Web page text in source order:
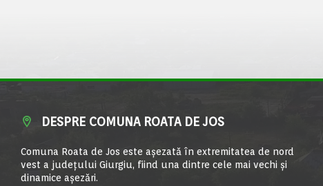
DESPRE COMUNA ROATA DE JOS
Comuna Roata de Jos este aşezată în extremitatea de nord
vest a judeţului Giurgiu, fiind una dintre cele mai vechi şi
dinamice aşezări.